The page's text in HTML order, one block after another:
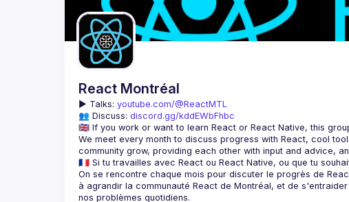
React Montréal
▶️ Talks: youtube.com/@ReactMTL
👥 Discuss: discord.gg/kddEWbFhbc
We meet every month to discuss progress with React, cool
On se rencontre chaque mois pour discuter le progrès de
à agrandir la communauté React de Montréal, et de